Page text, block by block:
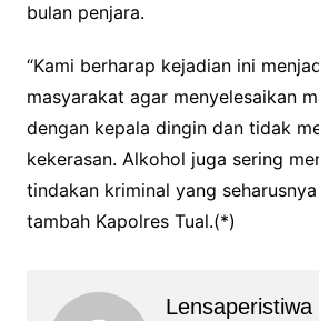
bulan penjara.
“Kami berharap kejadian ini
masyarakat agar menyelesaikan
dengan kepala dingin dan tidak
kekerasan. Alkohol juga sering
tindakan kriminal yang
tambah Kapolres Tual.(*)
Lensaperistiwa